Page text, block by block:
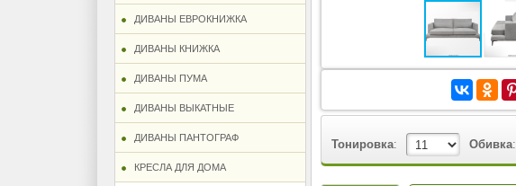
ДИВАНЫ ЕВРОКНИЖКА
ДИВАНЫ КНИЖКА
ДИВАНЫ ПУМА
ДИВАНЫ ВЫКАТНЫЕ
ДИВАНЫ ПАНТОГРАФ
КРЕСЛА ДЛЯ ДОМА
Тонировка: Обивка: